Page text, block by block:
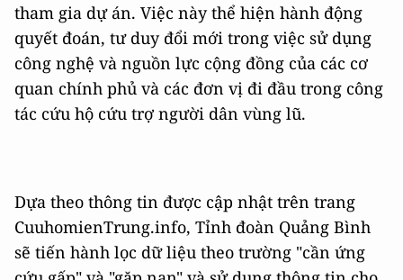
tham gia dự án. Việc này thể hiện hành động
quyết đoán, tư duy đổi mới trong việc sử dụng
công nghệ và nguồn lực cộng đồng của các cơ
quan chính phủ và các đơn vị đi đầu trong công
tác cứu hộ cứu trợ người dân vùng lũ.
Dựa theo thông tin được cập nhật trên trang
CuuhomienTrung.info, Tỉnh đoàn Quảng Bình
sẽ tiến hành lọc dữ liệu theo trường "cần ứng